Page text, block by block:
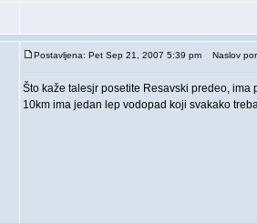
Postavljena: Pet Sep 21, 2007 5:39 pm Naslov
Što kaže talesjr posetite Resavski predeo,
10km ima jedan lep vodopad koji svakako